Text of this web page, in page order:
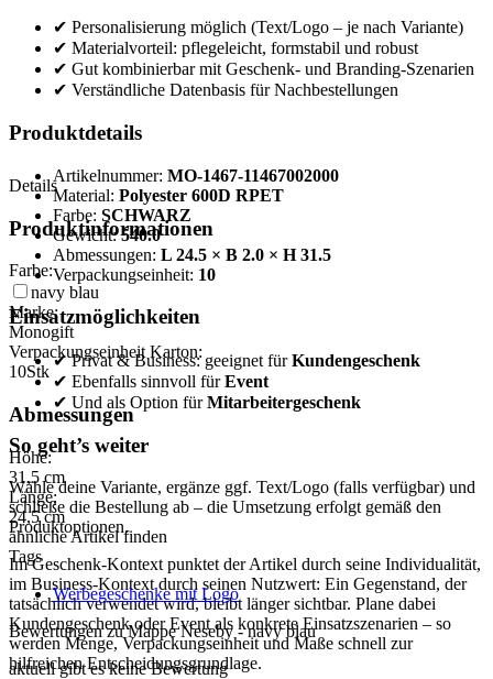
✔ Personalisierung möglich (Text/Logo – je nach Variante)
✔ Materialvorteil: pflegeleicht, formstabil und robust
✔ Gut kombinierbar mit Geschenk- und Branding-Szenarien
✔ Verständliche Datenbasis für Nachbestellungen
Produktdetails
Artikelnummer: MO-1467-11467002000
Material: Polyester 600D RPET
Farbe: SCHWARZ
Gewicht:540.0
Abmessungen: L 24.5 × B 2.0 × H 31.5
Verpackungseinheit: 10
Einsatzmöglichkeiten
✔ Privat & Business: geeignet fürKundengeschenk
✔ Ebenfalls sinnvoll fürEvent
✔ Und als Option fürMitarbeitergeschenk
So geht’s weiter
Wähle deine Variante, ergänze ggf. Text/Logo (falls verfügbar) und
schließe die Bestellung ab – die Umsetzung erfolgt gemäß den
Produktoptionen.
Im Geschenk-Kontext punktet der Artikel durch seine Individualität,
im Business-Kontext durch seinen Nutzwert: Ein Gegenstand, der
tatsächlich verwendet wird, bleibt länger sichtbar. Plane dabei
Kundengeschenk oder Event als konkrete Einsatzszenarien – so
werden Menge, Verpackungseinheit und Maße schnell zur
hilfreichen Entscheidungsgrundlage.
Details
Produktinformationen
Farbe:
navy blau
Marke:
Monogift
Verpackungseinheit Karton:
10Stk
Abmessungen
Höhe:
31,5cm
Länge:
24,5cm
ähnliche Artikel finden
Tags
Werbegeschenke mit Logo
Bewertungen zu Mappe Neseby - navy blau
aktuell gibt es keine Bewertung